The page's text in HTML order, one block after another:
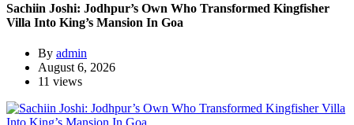
Sachiin Joshi: Jodhpur’s Own Who Transformed Kingfisher
Villa Into King’s Mansion In Goa
By admin
August 6, 2026
11 views